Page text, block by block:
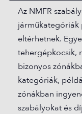
Az NMFR
járműkategóriák
eltérhetnek.
tehergépkocsik,
bizonyos
kategóriák,
zónákban
szabályokat és